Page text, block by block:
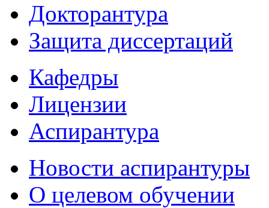
Докторантура
Защита диссертаций
Кафедры
Лицензии
Аспирантура
Новости аспирантуры
О целевом обучении